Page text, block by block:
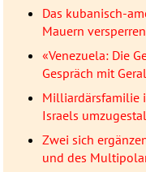
Das kubanisch-
Mauern
«Venezuela: Die
Gespräch mit
Milliardärsfamilie
Israels
Zwei sich
und des